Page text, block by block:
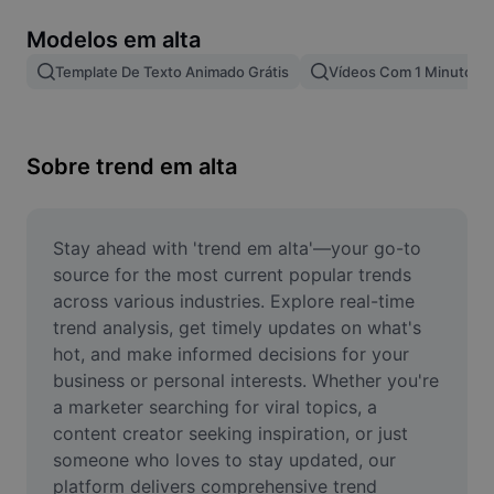
Mesclar imagens
Redimensionar Imagem
Criador de Memes
AI Text Remover
AI People Remover
AI Inpainting
Face Cutout
Modelos em alta
Template De Texto Animado Grátis Vídeos Com 1 Minuto
Sobre trend em alta
Stay ahead with 'trend em alta'—your go-to
source for the most current popular trends
across various industries. Explore real-time
trend analysis, get timely updates on what's
hot, and make informed decisions for your
business or personal interests. Whether you're
a marketer searching for viral topics, a
content creator seeking inspiration, or just
someone who loves to stay updated, our
platform delivers comprehensive trend